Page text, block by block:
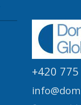
+420